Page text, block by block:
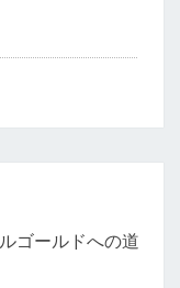
ゴールドへの道